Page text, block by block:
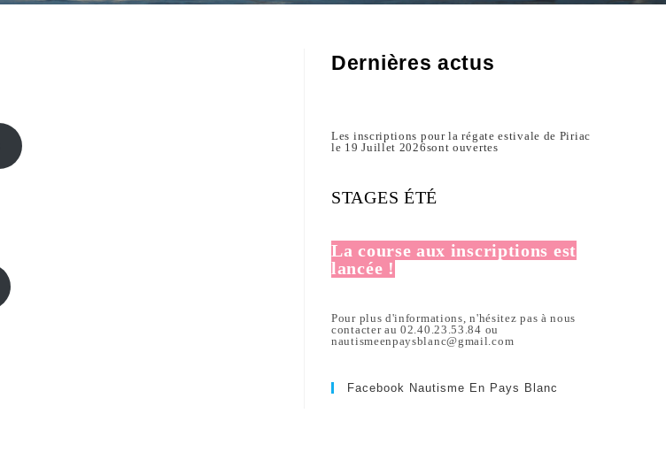
Dernières actus
Les inscriptions pour la régate estivale de Piriac
le 19 Juillet 2026sont ouvertes
STAGES ÉTÉ
La course aux inscriptions est
lancée !
Pour plus d'informations, n'hésitez pas à nous
contacter au 02.40.23.53.84 ou
nautismeenpaysblanc@gmail.com
Facebook Nautisme En Pays Blanc